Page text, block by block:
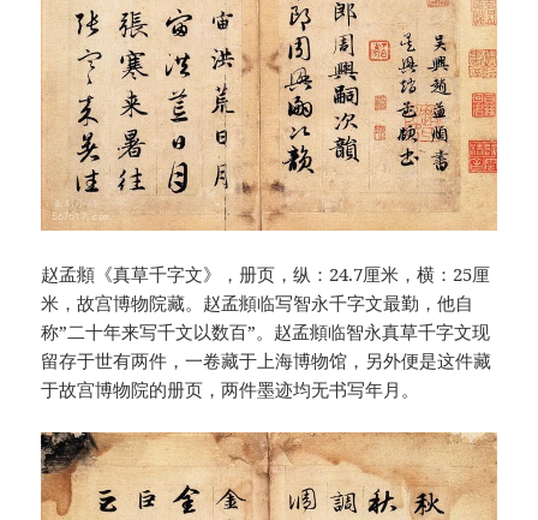
赵孟頫《真草千字文》，册页，纵：24.7厘米，横：25厘
米，故宫博物院藏。赵孟頫临写智永千字文最勤，他自
称”二十年来写千文以数百”。赵孟頫临智永真草千字文现
留存于世有两件，一卷藏于上海博物馆，另外便是这件藏
于故宫博物院的册页，两件墨迹均无书写年月。